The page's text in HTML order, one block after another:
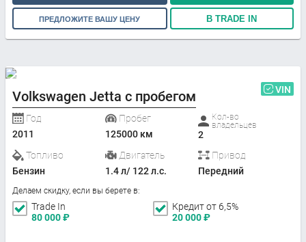
ПРЕДЛОЖИТЕ ВАШУ ЦЕНУ В TRADE IN
Volkswagen Jetta с пробегом VIN
Год
2011
Пробег
125000 км
Кол-во
владельцев
2
Топливо
Бензин
Двигатель
1.4 л/ 122 л.с.
Привод
Передний
Делаем скидку, если вы берете в:
Trade In
80 000₽
Кредит от 6,5%
20 000₽